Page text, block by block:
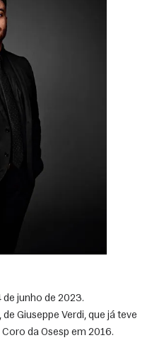
de junho de 2023.
, de Giuseppe Verdi, que já teve
da Osesp em 2016.